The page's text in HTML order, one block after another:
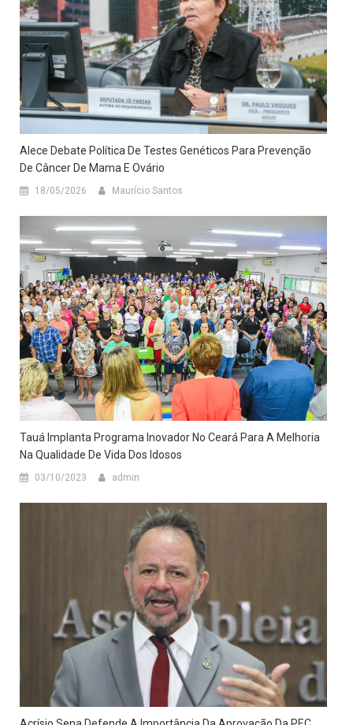
Alece Debate Política De Testes Genéticos Para Prevenção
De Câncer De Mama E Ovário
18/05/2026 Maurício Santos
Tauá Implanta Programa Inovador No Ceará Para A Melhoria
Na Qualidade De Vida Dos Idosos
03/10/2023 admin